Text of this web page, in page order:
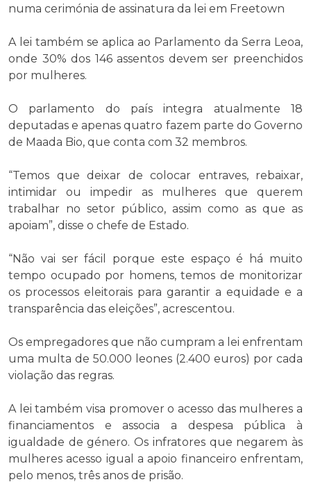
numa cerimónia de assinatura da lei em Freetown
A lei também se aplica ao Parlamento da Serra Leoa,
onde 30% dos 146 assentos devem ser preenchidos
por mulheres.
O parlamento do país integra atualmente 18
deputadas e apenas quatro fazem parte do Governo
de Maada Bio, que conta com 32 membros.
“Temos que deixar de colocar entraves, rebaixar,
intimidar ou impedir as mulheres que querem
trabalhar no setor público, assim como as que as
apoiam”, disse o chefe de Estado.
“Não vai ser fácil porque este espaço é há muito
tempo ocupado por homens, temos de monitorizar
os processos eleitorais para garantir a equidade e a
transparência das eleições”, acrescentou.
Os empregadores que não cumpram a lei enfrentam
uma multa de 50.000 leones (2.400 euros) por cada
violação das regras.
A lei também visa promover o acesso das mulheres a
financiamentos e associa a despesa pública à
igualdade de género. Os infratores que negarem às
mulheres acesso igual a apoio financeiro enfrentam,
pelo menos, três anos de prisão.